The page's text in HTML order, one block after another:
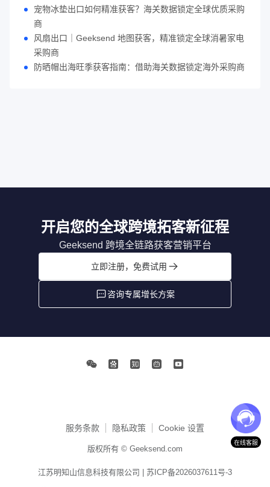
宠物冰垫出口如何精准获客？海关数据锁定全球优质采购
商
风扇出口｜Geeksend 地图获客，精准锁定全球消暑家电
采购商
防晒帽出海旺季获客指南：借助海关数据锁定海外采购商
开启您的全球跨境拓客新征程
Geeksend 跨境全链路获客营销平台
立即注册，免费试用
咨询专属增长方案
服务条款 隐私政策 Cookie 设置
版权所有 © Geeksend.com
江苏明知山信息科技有限公司 | 苏ICP备2026037611号-3
在线客服